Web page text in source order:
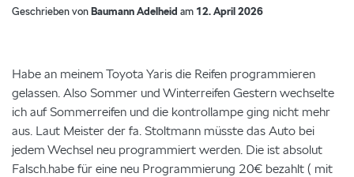
Geschrieben vonBaumann Adelheid am 12. April 2026
Habe an meinem Toyota Yaris die Reifen programmieren
gelassen. Also Sommer und Winterreifen Gestern wechselte
ich auf Sommerreifen und die kontrollampe ging nicht mehr
aus. Laut Meister der fa. Stoltmann müsste das Auto bei
jedem Wechsel neu programmiert werden. Die ist absolut
Falsch.habe für eine neu Programmierung 20€ bezahlt ( mit